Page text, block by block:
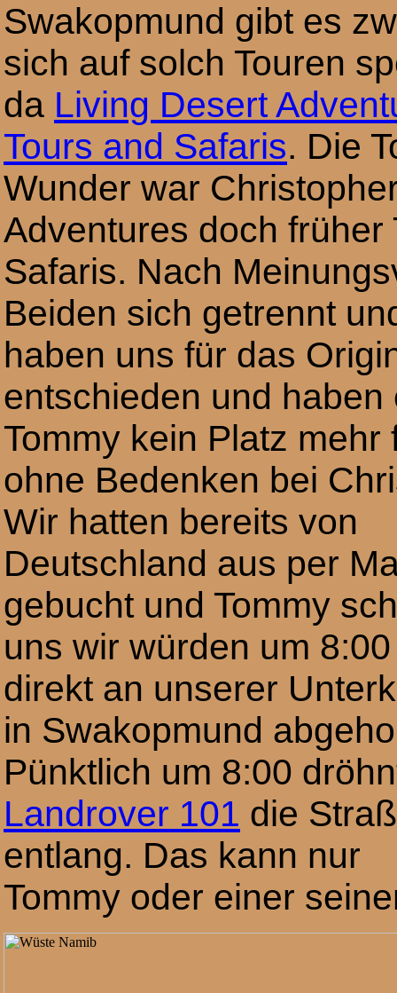
Swakopmund gibt es
sich auf solch Touren
da Living Desert
Tours and Safaris. Die
Wunder war
Adventures doch früher
Safaris. Nach
Beiden sich getrennt
haben uns für das
entschieden und
Tommy kein Platz
ohne Bedenken bei
Wir hatten bereits von
Deutschland aus per
gebucht und Tommy
uns wir würden um
direkt an unserer
in Swakopmund
Pünktlich um 8:00
Landrover 101 die
entlang. Das kann nur
Tommy oder einer